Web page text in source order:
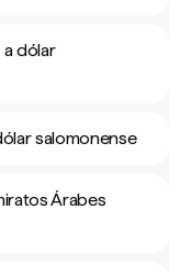
dólar
salomonense
Árabes